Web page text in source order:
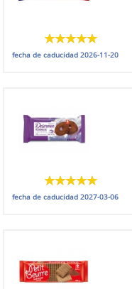
fecha de caducidad2026-11-20
fecha de caducidad2027-03-06